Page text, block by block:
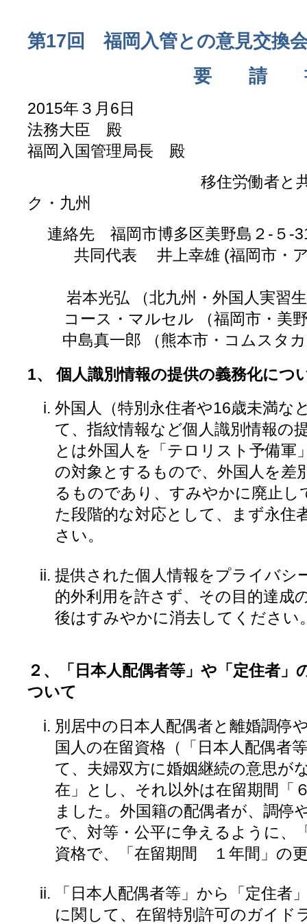
第17回 福岡入管との意見交換
要 請
2015年３月6日
法務大臣 殿
福岡入国管理局長 殿
移住労働者と共に生き
ク・九州
連絡先 福岡市博多区美野島２-５-
共同代表 井上幸雄 (福岡市・
岩本光弘 （北九州・外国人実
コース・マルセル （福岡市
中島真一郎 （熊本市・コムスタ
1、 個人識別情報の提供の義務化につ
外国人（特別永住者や16歳未満な
て、指紋情報など個人識別情報の
とは外国人を「テロリスト予備軍
の対象とするもので、外国人を差
るものであり、すみやかに廃止
た段階的な対応として、まず永住
さい。
提供された個人情報をプライバシ
的外利用を許さず、その目的達成
後はすみやかに消去してください
２、「日本人配偶者等」や「定住者」
ついて
別居中の日本人配偶者と離婚調停
国人の在留資格（「日本人配偶者
て、夫婦双方に婚姻継続の意思が
在」とし、それ以外は在留期間「
ました。外国籍の配偶者が、調停
で、対等・公平に争えるように、
資格で、「在留期間 １年間」の
「日本人配偶者等」から「定住者
に関して、在留特別許可のガイド